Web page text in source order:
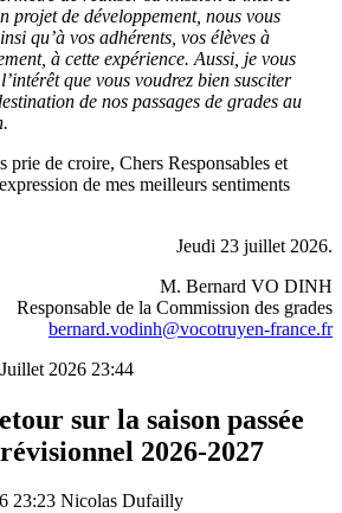
projet de développement, nous vous
qu’à vos adhérents, vos élèves à
à cette expérience. Aussi, je vous
que vous voudrez bien susciter
de nos passages de grades au
prie de croire, Chers Responsables et
de mes meilleurs sentiments
Jeudi 23 juillet 2026.
M. Bernard VO DINH
Responsable de la Commission des grades
bernard.vodinh@vocotruyen-france.fr
2026 23:44
sur la saison passée
2026-2027
23:23 Nicolas Dufailly